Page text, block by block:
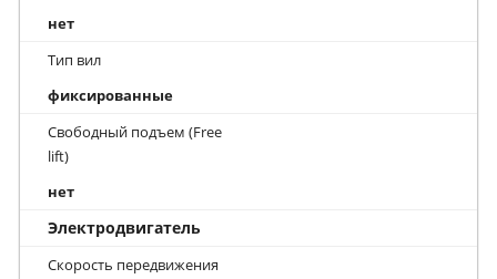
нет
Тип вил
фиксированные
Свободный подъем (Free
lift)
нет
Электродвигатель
Скорость передвижения